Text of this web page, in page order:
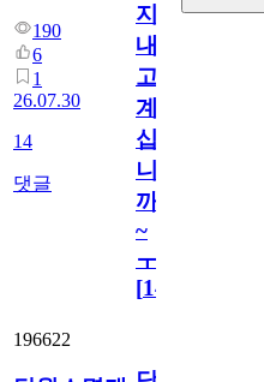
190
6
1
26.07.30
14
댓글
지
내
고
계
십
니
까
~
ㅜ
[14
196622